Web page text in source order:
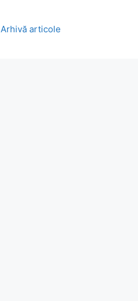
Arhivă articole